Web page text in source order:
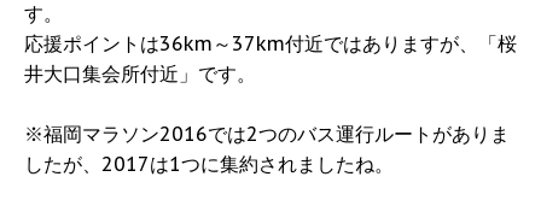
す。
応援ポイントは36km～37km付近ではありますが、「桜
井大口集会所付近」です。
※福岡マラソン2016では2つのバス運行ルートがありま
したが、2017は1つに集約されましたね。